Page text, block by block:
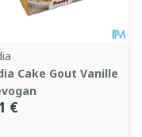
Cake Gout Vanille
€